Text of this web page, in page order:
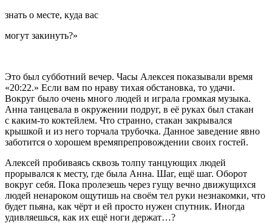
знать о месте, куда вас
могут закинуть?»
Это был субботний вечер. Часы Алексея показывали время
«20:22.» Если вам по нраву тихая обстановка, то удачи.
Вокруг было очень много людей и играла громкая музыка.
Анна танцевала в окружении подруг, в её руках был стакан
с каким-то коктейлем. Что странно, стакан закрывался
крышкой и из него торчала трубочка. Данное заведение явно
заботится о хорошем времяпрепровождении своих гостей.
Алексей пробиваясь сквозь толпу танцующих людей
прорывался к месту, где была Анна. Шаг, ещё шаг. Оборот
вокруг себя. Пока пролезешь через гущу вечно движущихся
людей ненароком ощутишь на своём тел руки незнакомки, что
будет пьяна, как чёрт и ей просто нужен спутник. Иногда
удивляешься, как их ещё ноги держат…?